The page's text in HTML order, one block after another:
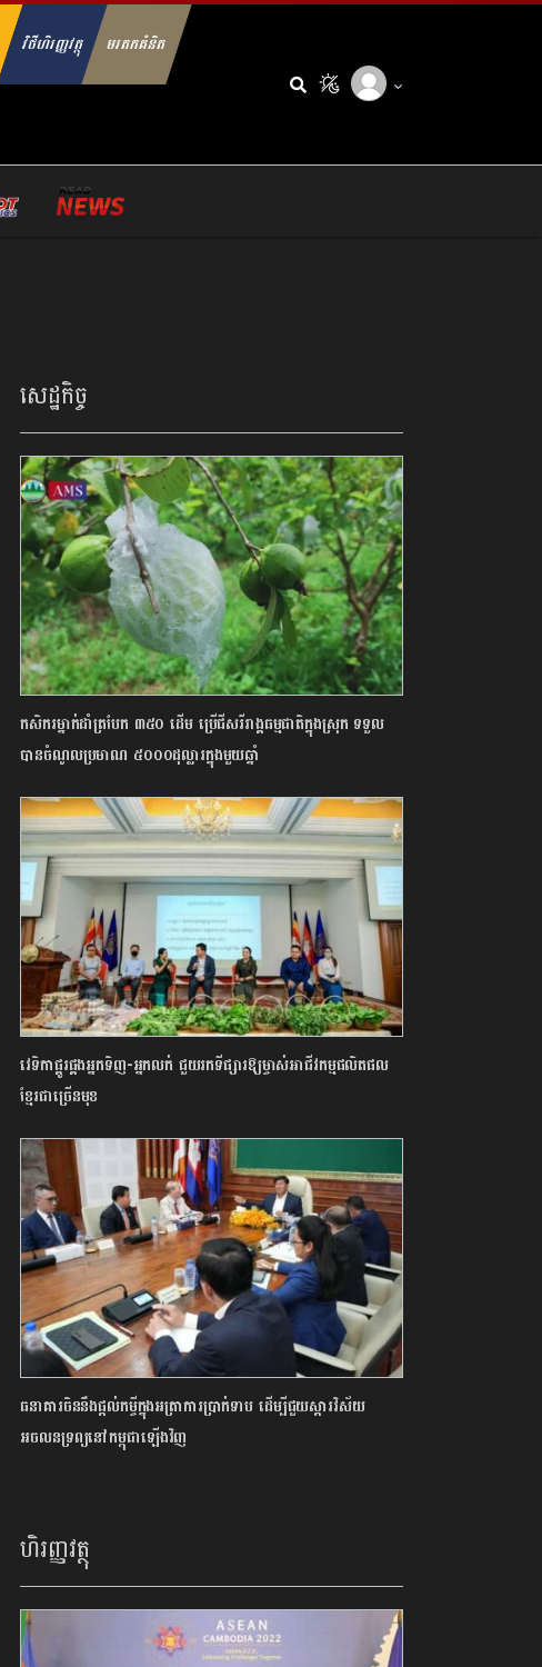
វិថីហិរញ្ញវត្ថុ មរតកគំនិត
សេដ្ឋកិច្ច
កសិករម្នាក់ដាំត្របែក ៣៥០ ដើម ប្រើជីសរីរាង្គធម្មជាតិក្នុងស្រុក ទទួល
បានចំណូលប្រមាណ ៥០០០ដុល្លារក្នុងមួយឆ្នាំ
វេទិកាផ្គូរផ្គងអ្នកទិញ-អ្នកលក់ ជួយរកទីផ្សារឱ្យម្ចាស់អាជីវកម្មផលិតផល
ខ្មែរជាច្រើនមុខ
ធនាគារ​ចិននឹង​ផ្ដល់​កម្ចីក្នុងអត្រាការប្រាក់ទាប​ ដើម្បីជួយស្ដារវិស័យ​
អចលនទ្រព្យ​នៅកម្ពុជា​ឡើងវិញ
ហិរញ្ញវត្ថុ